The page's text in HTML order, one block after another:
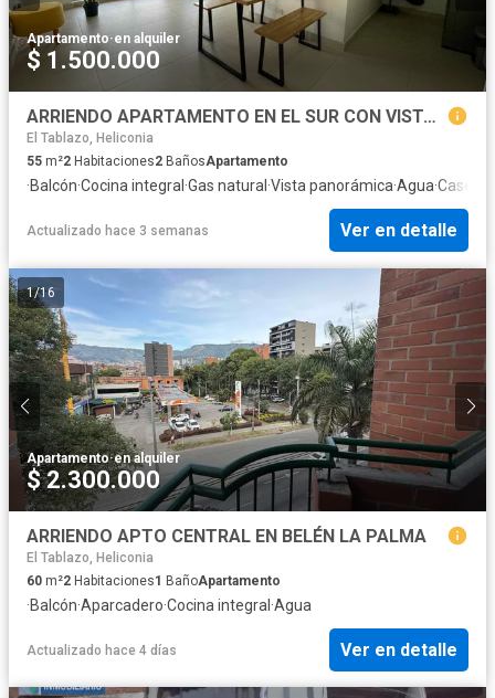
Apartamento·en alquiler
$ 1.500.000
ARRIENDO APARTAMENTO EN EL SUR CON VISTA A LA CIUDAD - MEDELLÍN
El Tablazo, Heliconia
55 m²2 Habitaciones2 BañosApartamento
·Balcón·Cocina integral ·Gas natural ·Vista panorámica·Agua·Caseta
Actualizado hace 3 semanas Ver en detalle
1/16
Apartamento·en alquiler
$ 2.300.000
ARRIENDO APTO CENTRAL EN BELÉN LA PALMA
El Tablazo, Heliconia
60 m²2 Habitaciones1 BañoApartamento
·Balcón·Aparcadero·Cocina integral ·Agua
Actualizado hace 4 días Ver en detalle